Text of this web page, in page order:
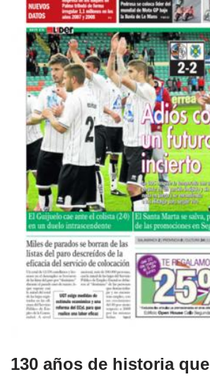
130 años de historia que